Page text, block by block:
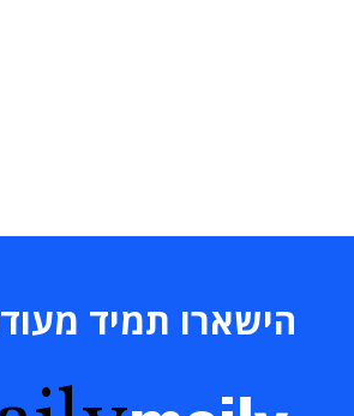
הישארו תמיד